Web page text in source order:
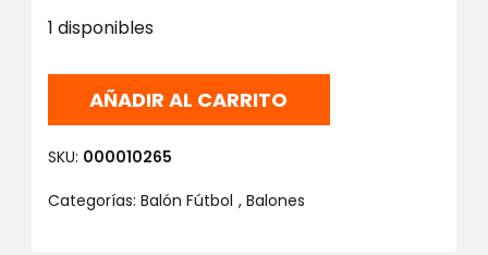
1 disponibles
AÑADIR AL CARRITO
SKU: 000010265
Categorías: Balón Fútbol , Balones